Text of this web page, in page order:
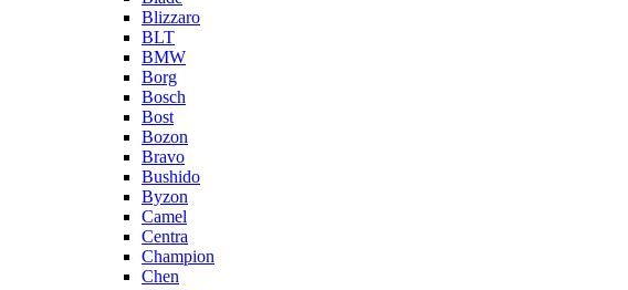
Blizzaro
BLT
BMW
Borg
Bosch
Bost
Bozon
Bravo
Bushido
Byzon
Camel
Centra
Champion
Chen